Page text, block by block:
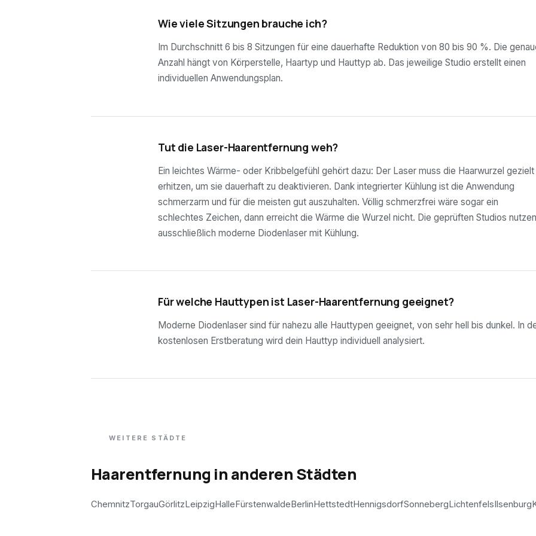
Wie viele Sitzungen brauche ich?
Im Durchschnitt 6 bis 8 Sitzungen für eine dauerhafte Reduktion von 80 bis 90 %. Die
Anzahl hängt von Körperstelle, Haartyp und Hauttyp ab. Das jeweilige Studio erstellt einen
individuellen Anwendungsplan.
Tut die Laser-Haarentfernung weh?
Ein leichtes Wärme- oder Kribbelgefühl gehört dazu: Der Laser muss die Haarwurzel gezielt
erhitzen, um sie dauerhaft zu deaktivieren. Dank integrierter Kühlung ist die Anwendung
schmerzarm und für die meisten gut auszuhalten. Völlig schmerzfrei wäre sogar ein
schlechtes Zeichen, dann erreicht die Wärme die Wurzel nicht. Die geprüften Studios nutzen
ausschließlich moderne Diodenlaser mit Kühlung.
Für welche Hauttypen ist Laser-Haarentfernung geeignet?
Moderne Diodenlaser sind für nahezu alle Hauttypen geeignet, von sehr hell bis dunkel. In
kostenlosen Erstberatung wird dein Hauttyp individuell analysiert.
WEITERE STÄDTE
Haarentfernung in anderen Städten
ChemnitzTorgauGörlitzLeipzigHalleFürstenwaldeBerlinHettstedtHennigsdorfSonnebergLichtenfelsIlsenburg